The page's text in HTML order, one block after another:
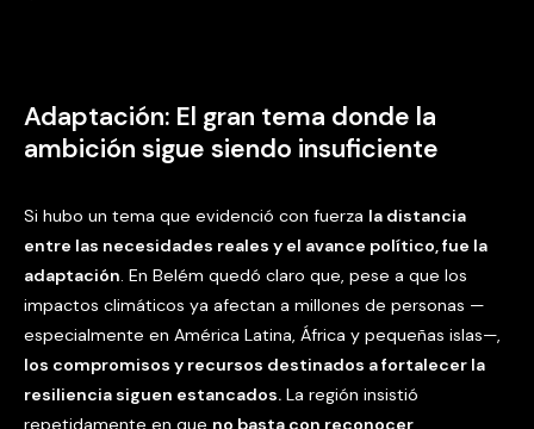
Adaptación: El gran tema donde la
ambición sigue siendo insuficiente
Si hubo un tema que evidenció con fuerza la distancia
entre las necesidades reales y el avance político, fue la
adaptación. En Belém quedó claro que, pese a que los
impactos climáticos ya afectan a millones de personas —
especialmente en América Latina, África y pequeñas islas—,
los compromisos y recursos destinados a fortalecer la
resiliencia siguen estancados. La región insistió
repetidamente en que no basta con reconocer